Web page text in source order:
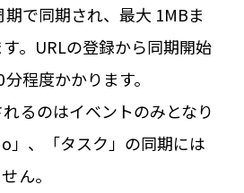
で同期され、最大 1MBま
。URLの登録から同期開始
程度かかります。
るのはイベントのみとなり
」、「タスク」の同期には
ん。